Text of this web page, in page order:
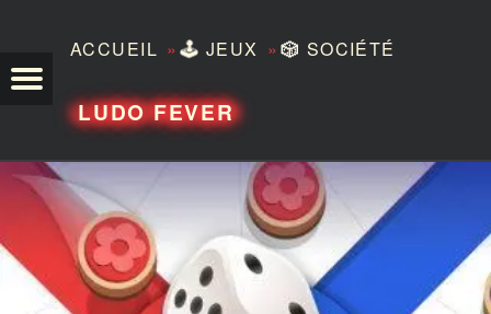
ACCUEIL »🕹️ JEUX »🎲 SOCIÉTÉ
LUDO FEVER